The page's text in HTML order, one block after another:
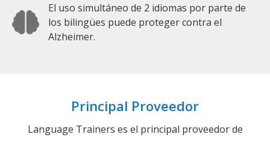
El uso simultáneo de 2 idiomas por parte de
los bilingües puede proteger contra el
Alzheimer.
Principal Proveedor
Language Trainers es el principal proveedor de